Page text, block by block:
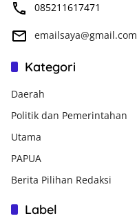
085211617471
emailsaya@gmail.com
Kategori
Daerah
Politik dan Pemerintahan
Utama
PAPUA
Berita Pilihan Redaksi
Label